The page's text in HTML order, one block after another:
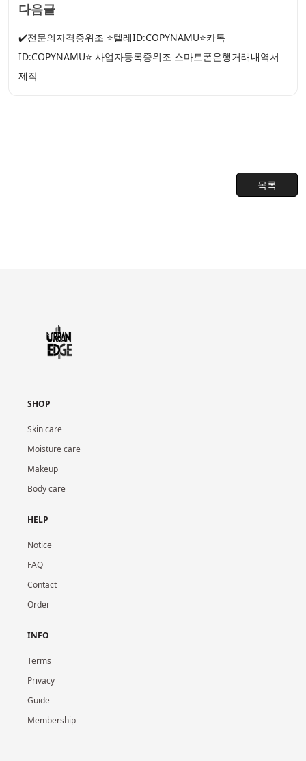
다음글
✔️전문의자격증위조 ⭐텔레ID:COPYNAMU⭐카톡
ID:COPYNAMU⭐ 사업자등록증위조 스마트폰은행거래내역서
제작
목록
SHOP
Skin care
Moisture care
Makeup
Body care
HELP
Notice
FAQ
Contact
Order
INFO
Terms
Privacy
Guide
Membership